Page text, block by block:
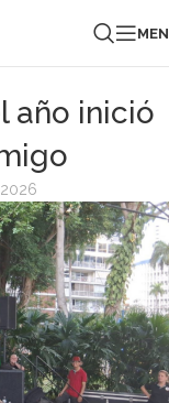
año inició